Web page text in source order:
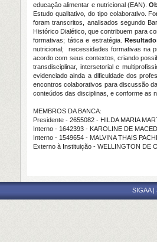
educação alimentar e nutricional (EAN).
Estudo qualitativo, do tipo colaborativo.
foram transcritos, analisados segundo
Histórico Dialético, que contribuem para
formativas; tática e estratégia.
nutricional; necessidades formativas na
acordo com seus contextos, criando
transdisciplinar, intersetorial e
evidenciado ainda a dificuldade dos
encontros colaborativos para discussão
conteúdos das disciplinas, e conforme as
MEMBROS DA BANCA:
Presidente - 2655082 - HILDA MARIA
Interno - 1642393 - KAROLINE DE
Interno - 1549654 - MALVINA THAIS
Externo à Instituição - WELLINGTON DE
SIGAA |